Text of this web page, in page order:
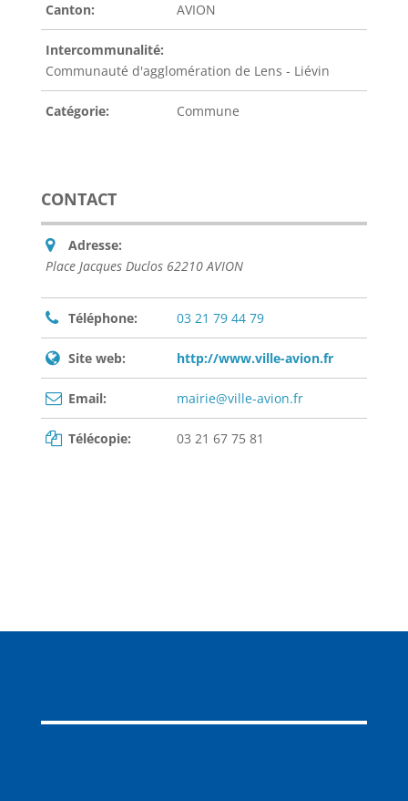
Canton: AVION
Intercommunalité:
Communauté d'agglomération de Lens - Liévin
Catégorie: Commune
CONTACT
Adresse:
Place Jacques Duclos 62210 AVION
Téléphone: 03 21 79 44 79
Site web: http://www.ville-avion.fr
Email: mairie@ville-avion.fr
Télécopie: 03 21 67 75 81